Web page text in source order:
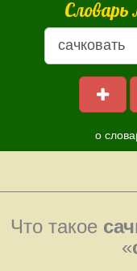
Словарь
о
Что такое
«